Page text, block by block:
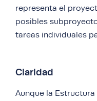
representa el
posibles
tareas individuales
Claridad
Aunque la